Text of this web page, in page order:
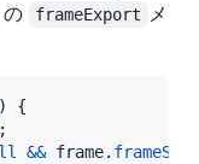
の frameExport メ
)
{
;
&& frame.